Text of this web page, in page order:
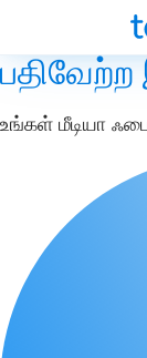
உங்கள் மீடியா